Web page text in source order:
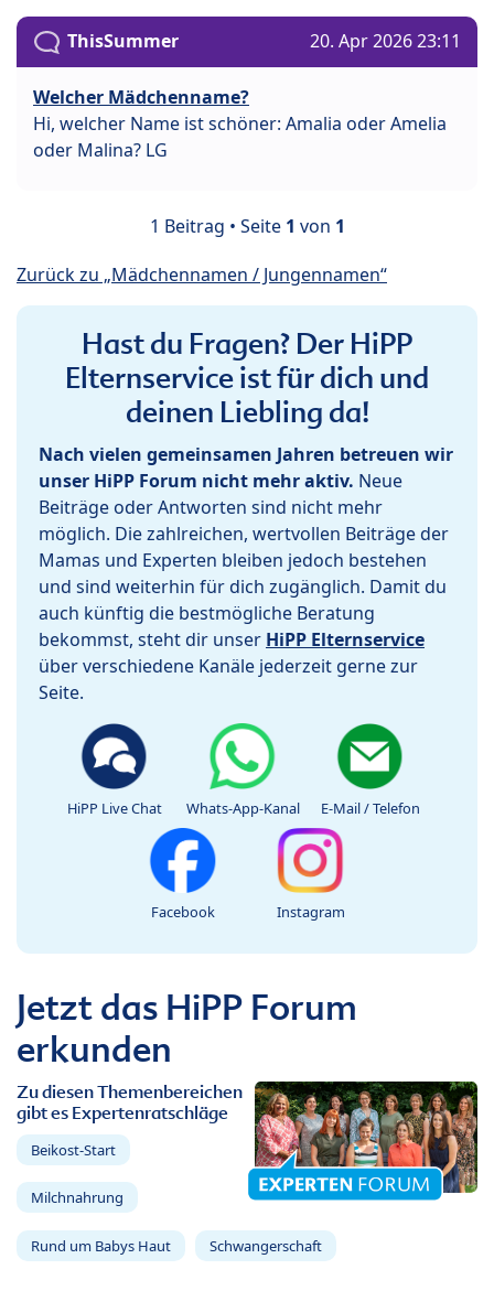
ThisSummer 20. Apr 2026 23:11
Welcher Mädchenname?
Hi, welcher Name ist schöner: Amalia oder Amelia
oder Malina? LG
1 Beitrag • Seite 1 von 1
Zurück zu „Mädchennamen / Jungennamen“
Hast du Fragen? Der HiPP
Elternservice ist für dich und
deinen Liebling da!
Nach vielen gemeinsamen Jahren betreuen wir
unser HiPP Forum nicht mehr aktiv. Neue
Beiträge oder Antworten sind nicht mehr
möglich. Die zahlreichen, wertvollen Beiträge der
Mamas und Experten bleiben jedoch bestehen
und sind weiterhin für dich zugänglich. Damit du
auch künftig die bestmögliche Beratung
bekommst, steht dir unser HiPP Elternservice
über verschiedene Kanäle jederzeit gerne zur
Seite.
HiPP Live Chat Whats-App-Kanal E-Mail / Telefon
Facebook Instagram
Jetzt das HiPP Forum
erkunden
Zu diesen Themenbereichen
gibt es Expertenratschläge
Beikost-Start
Milchnahrung
Rund um Babys Haut Schwangerschaft